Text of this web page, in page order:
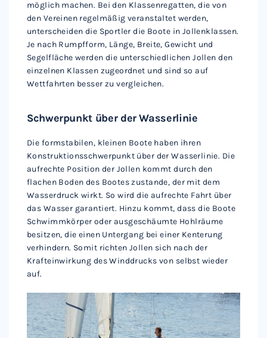
möglich machen. Bei den Klassenregatten, die von
den Vereinen regelmäßig veranstaltet werden,
unterscheiden die Sportler die Boote in Jollenklassen.
Je nach Rumpfform, Länge, Breite, Gewicht und
Segelfläche werden die unterschiedlichen Jollen den
einzelnen Klassen zugeordnet und sind so auf
Wettfahrten besser zu vergleichen.
Schwerpunkt über der Wasserlinie
Die formstabilen, kleinen Boote haben ihren
Konstruktionsschwerpunkt über der Wasserlinie. Die
aufrechte Position der Jollen kommt durch den
flachen Boden des Bootes zustande, der mit dem
Wasserdruck wirkt. So wird die aufrechte Fahrt über
das Wasser garantiert. Hinzu kommt, dass die Boote
Schwimmkörper oder ausgeschäumte Hohlräume
besitzen, die einen Untergang bei einer Kenterung
verhindern. Somit richten Jollen sich nach der
Krafteinwirkung des Winddrucks von selbst wieder
auf.